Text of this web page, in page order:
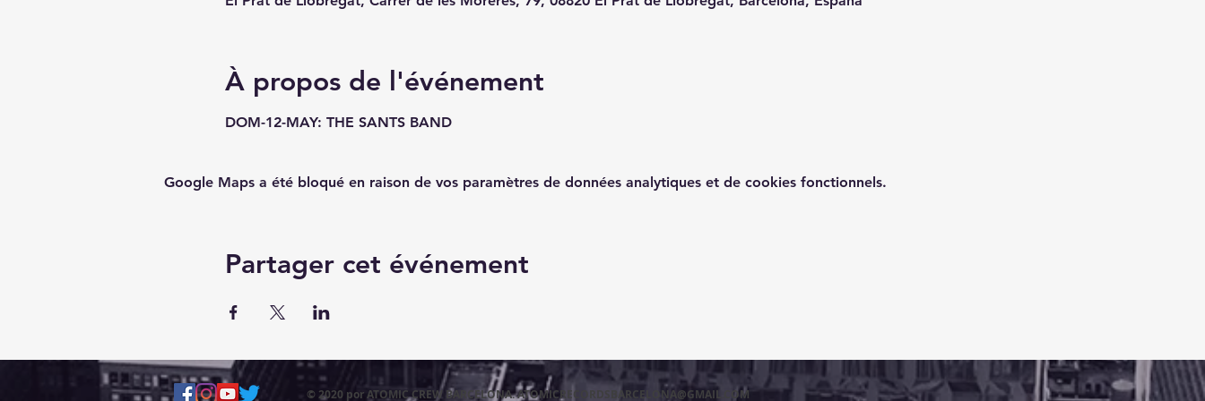
À propos de l'événement
DOM-12-MAY: THE SANTS BAND
Google Maps a été bloqué en raison de vos paramètres de données analytiques et de cookies fonctionnels.
Partager cet événement
© 2020 por ATOMIC CREW BARCELONA.ATOMICRECORDSBARCELONA@GMAIL.COM